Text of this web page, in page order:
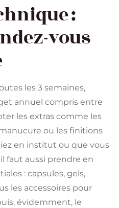
:
vous
les 3 semaines,
annuel compris entre
les extras comme les
ou les finitions
en institut ou que vous
faut aussi prendre en
: capsules, gels,
les accessoires pour
évidemment, le